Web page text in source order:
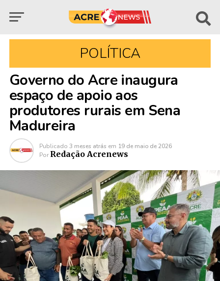
POLÍTICA
Governo do Acre inaugura
espaço de apoio aos
produtores rurais em Sena
Madureira
Publicado 3 meses atrás em 19 de maio de 2026
Por Redação Acrenews